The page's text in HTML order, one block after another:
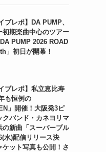
ブレポ】DA PUMP、
初期楽曲中心のツアー
DA PUMP 2026 ROAD
」初日が開幕！
ブレポ】私立恵比寿
も恒例の
」開催！大阪発3ピ
クバンド・カネヨリマ
の新曲「スーパーブル
水)配信リリース決
ケット写真も公開！さ